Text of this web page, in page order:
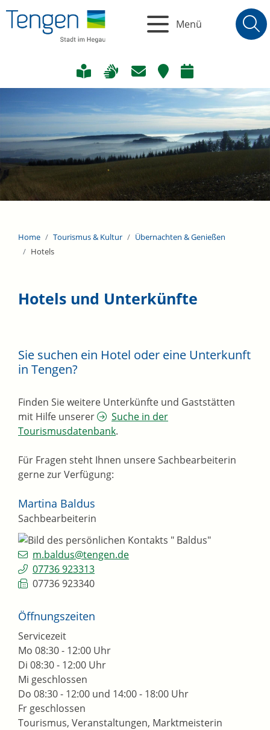
Menü
Home Tourismus & Kultur
Übernachten & Genießen
Hotels
Hotels und Unterkünfte
Sie suchen ein Hotel oder eine Unterkunft
in Tengen?
Finden Sie weitere Unterkünfte und Gaststätten
mit Hilfe unserer
Suche in der
Tourismusdatenbank.
Für Fragen steht Ihnen unsere Sachbearbeiterin
gerne zur Verfügung:
Martina Baldus
Sachbearbeiterin
m.baldus@tengen.de
07736 923313
07736 923340
Öffnungszeiten
Servicezeit
Mo 08:30 - 12:00 Uhr
Di 08:30 - 12:00 Uhr
Mi geschlossen
Do 08:30 - 12:00 und 14:00 - 18:00 Uhr
Fr geschlossen
Tourismus, Veranstaltungen, Marktmeisterin